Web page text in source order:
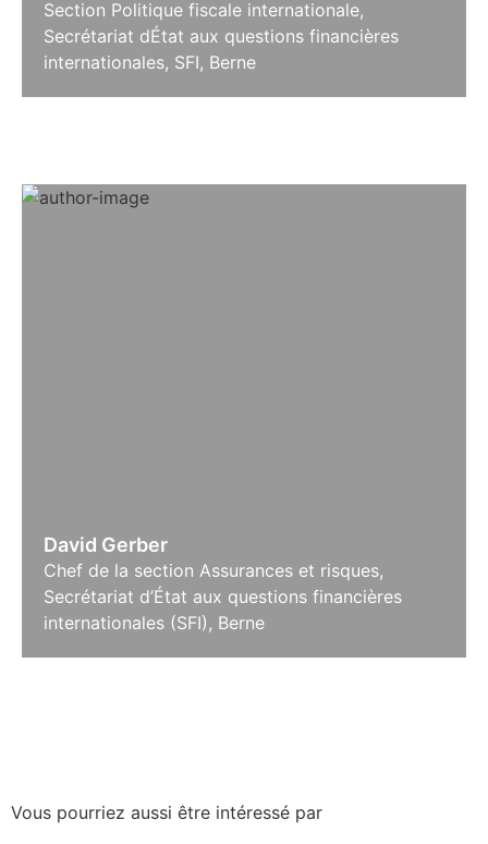
Section Politique fiscale internationale,
Secrétariat dÉtat aux questions financières
internationales, SFI, Berne
David Gerber
Chef de la section Assurances et risques,
Secrétariat d’État aux questions financières
internationales (SFI), Berne
Vous pourriez aussi être intéressé par